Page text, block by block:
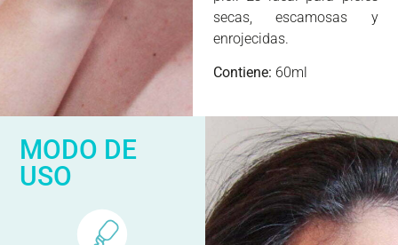
secas, escamosas y
enrojecidas.
Contiene: 60ml
MODO DE
USO